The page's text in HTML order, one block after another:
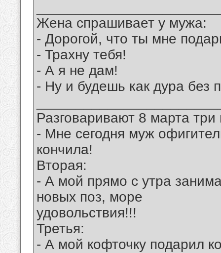
Жена спрашивает у мужа:
- Дорогой, что ты мне
- Трахну тебя!
- А я не дам!
- Ну и будешь как дура без
Разговаривают 8 марта
- Мне сегодня муж
кончила!
Вторая:
- А мой прямо с утра
новых поз, море
удовольствия!!!
Третья:
- А мой кофточку подарил